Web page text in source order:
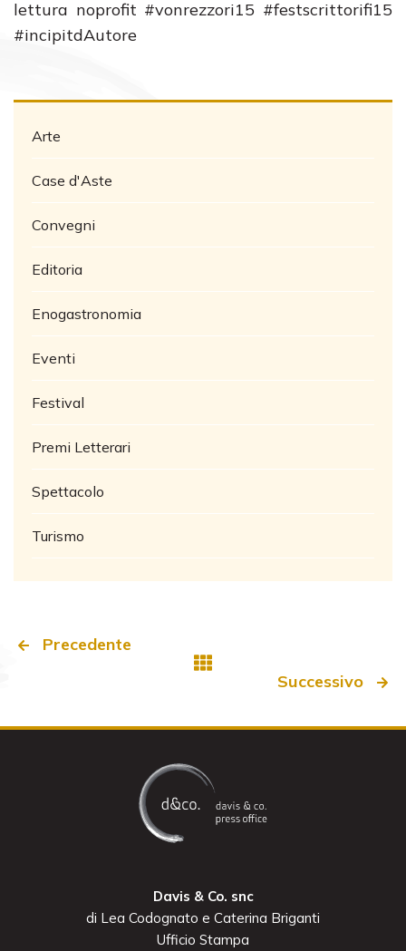
lettura noprofit #vonrezzori15 #festscrittorifi15
#incipitdAutore
Arte
Case d'Aste
Convegni
Editoria
Enogastronomia
Eventi
Festival
Premi Letterari
Spettacolo
Turismo
Precedente
Successivo
Davis & Co. snc
di Lea Codognato e Caterina Briganti
Ufficio Stampa